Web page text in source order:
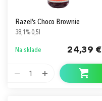
Razel’s Choco Brownie
38,1% 0,5l
Na sklade 24,39 €
1